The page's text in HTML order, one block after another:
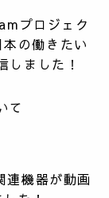
プロジェク
の働きたい
ました！
て
機器が動画